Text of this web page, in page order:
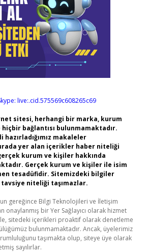
live:.cid.575569c608265c69
sitesi, herhangi bir marka, kurum
bağlantısı bulunmamaktadır.
hazırladığımız makaleler
yer alan içerikler haber niteliği
kurum ve kişiler hakkında
Gerçek kurum ve kişiler ile isim
tesadüfidir. Sitemizdeki bilgiler
niteliği taşımazlar.
gereğince Bilgi Teknolojileri ve İletişim
onaylanmış bir Yer Sağlayıcı olarak hizmet
sitedeki içerikleri proaktif olarak denetleme
bulunmamaktadır. Ancak, üyelerimiz
taşımakta olup, siteye üye olarak
sayılırlar.